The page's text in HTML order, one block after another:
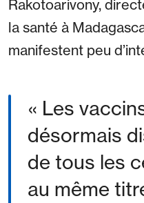
Rakotoarivony,
la santé à
manifestent peu
« Les
désormais
de tous les
au même